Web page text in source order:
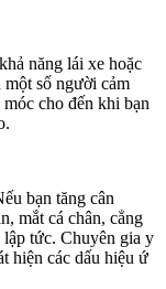
năng lái xe hoặc
số người cảm
cho đến khi bạn
bạn tăng cân
mắt cá chân, cẳng
lập tức. Chuyên gia y
hiện các dấu hiệu ứ